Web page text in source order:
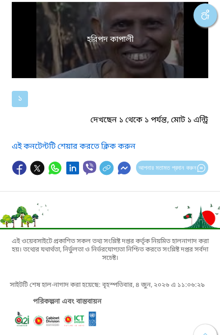
হরিপদ কাপালী
১
দেখছেন ১ থেকে ১ পর্যন্ত, মোট ১ এন্ট্রি
এই কনটেন্টটি শেয়ার করতে ক্লিক করুন
আপনার মতামত প্রদান করুন
এই ওয়েবসাইটে প্রকাশিত সকল তথ্য সংশ্লিষ্ট দপ্তর কর্তৃক নিয়মিত হালনাগাদ করা
হয়। তথ্যের যথার্থতা, নির্ভুলতা ও নির্ভরযোগ্যতা নিশ্চিত করতে সংশ্লিষ্ট দপ্তর সর্বদা
সচেষ্ট।
সাইটটি শেষ হাল-নাগাদ করা হয়েছে: বৃহস্পতিবার, ৪ জুন, ২০২৬ এ ১১:০৬:২৯
পরিকল্পনা এবং বাস্তবায়ন